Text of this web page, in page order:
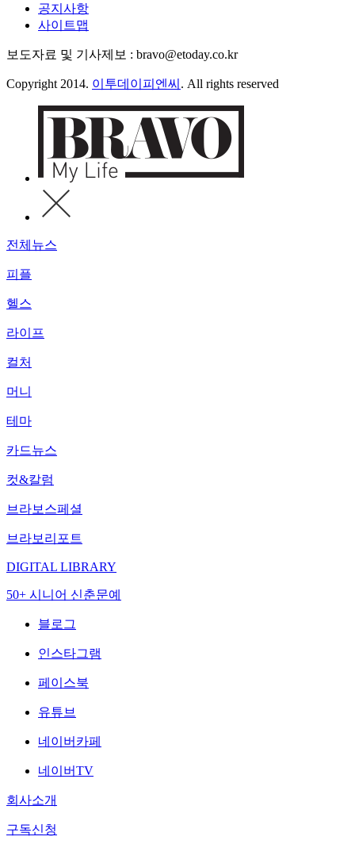
공지사항
사이트맵
보도자료 및 기사제보 : bravo@etoday.co.kr
Copyright 2014. 이투데이피엔씨 . All rights reserved
전체뉴스
피플
헬스
라이프
컬처
머니
테마
카드뉴스
컷&칼럼
브라보스페셜
브라보리포트
DIGITAL LIBRARY
50+ 시니어 신춘문예
블로그
인스타그램
페이스북
유튜브
네이버카페
네이버TV
회사소개
구독신청